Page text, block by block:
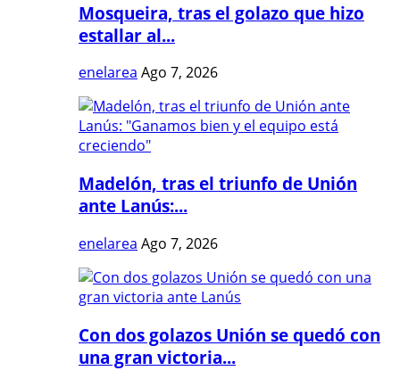
Mosqueira, tras el golazo que hizo
estallar al...
enelarea Ago 7, 2026
Madelón, tras el triunfo de Unión
ante Lanús:...
enelarea Ago 7, 2026
Con dos golazos Unión se quedó con
una gran victoria...